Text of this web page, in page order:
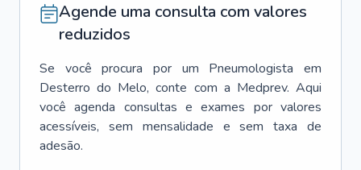
Agende uma consulta com valores
reduzidos
Se você procura por um Pneumologista
em
Desterro do Melo, conte com a Medprev. Aqui
você agenda consultas e exames por valores
acessíveis, sem mensalidade e sem taxa de
adesão.